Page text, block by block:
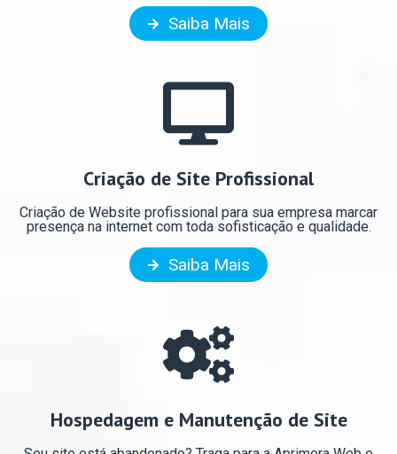
Saiba Mais
Criação de Site Profissional
Criação de Website profissional para sua empresa marcar
presença na internet com toda sofisticação e qualidade.
Saiba Mais
Hospedagem e Manutenção de Site